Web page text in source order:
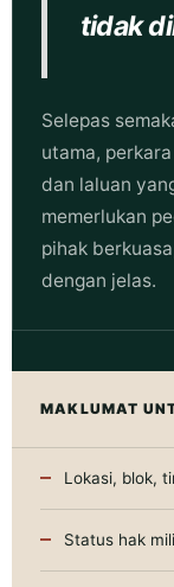
tidak
Selepas
utama,
dan laluan
memerlukan
pihak
dengan jelas.
MAKLUMAT
Lokasi, blok,
Status hak